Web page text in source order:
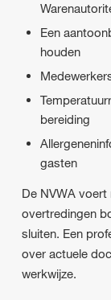
Een
houden
bereiding
gasten
De NVWA
overtredingen
sluiten. Een
over actuele
werkwijze.